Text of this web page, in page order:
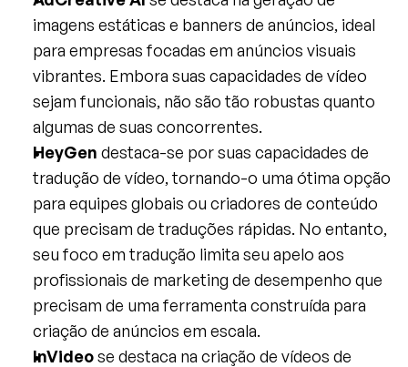
imagens estáticas e banners de anúncios, ideal
para empresas focadas em anúncios visuais
vibrantes. Embora suas capacidades de vídeo
sejam funcionais, não são tão robustas quanto
algumas de suas concorrentes.
HeyGen destaca-se por suas capacidades de
tradução de vídeo, tornando-o uma ótima opção
para equipes globais ou criadores de conteúdo
que precisam de traduções rápidas. No entanto,
seu foco em tradução limita seu apelo aos
profissionais de marketing de desempenho que
precisam de uma ferramenta construída para
criação de anúncios em escala.
InVideo se destaca na criação de vídeos de